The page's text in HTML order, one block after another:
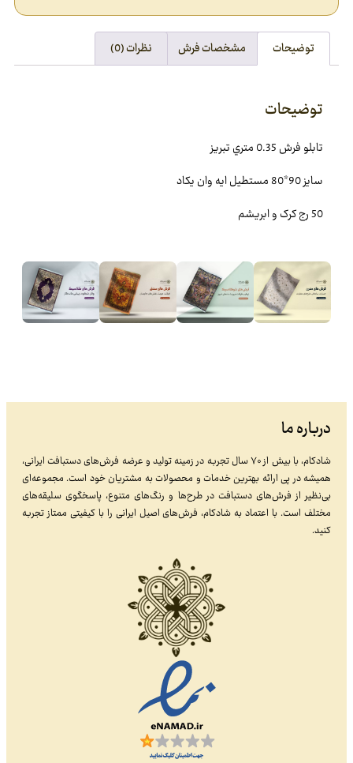
توضیحات مشخصات فرش نظرات (0)
توضیحات
تابلو فرش 0.35 متري تبريز
سایز 90*80 مستطيل ايه وان يکاد
50 رج کرک و ابريشم
درباره ما
شادکام، با بیش از ۷۰ سال تجربه در زمینه تولید و عرضه فرش‌های دستبافت ایرانی،
همیشه در پی ارائه بهترین خدمات و محصولات به مشتریان خود است. مجموعه‌ای
بی‌نظیر از فرش‌های دستبافت در طرح‌ها و رنگ‌های متنوع، پاسخگوی سلیقه‌های
مختلف است. با اعتماد به شادکام، فرش‌های اصیل ایرانی را با کیفیتی ممتاز تجربه
کنید.